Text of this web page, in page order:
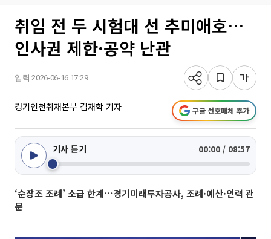
취임 전 두 시험대 선 추미애호…
인사권 제한·공약 난관
입력 2026-06-16 17:29
경기인천취재본부 김재학 기자 구글 선호매체 추가
기사 듣기 00:00 / 08:57
‘순장조 조례’ 소급 한계…경기미래투자공사, 조례·예산·인력 관
문